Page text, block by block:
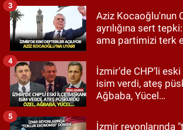
Aziz Kocaoğlu'nun
ayrılığına sert
ama partimizi terk
3
İzmir’de CHP’li
isim verdi, ateş
Ağbaba, Yücel…
4
İzmir reyonlarında
5